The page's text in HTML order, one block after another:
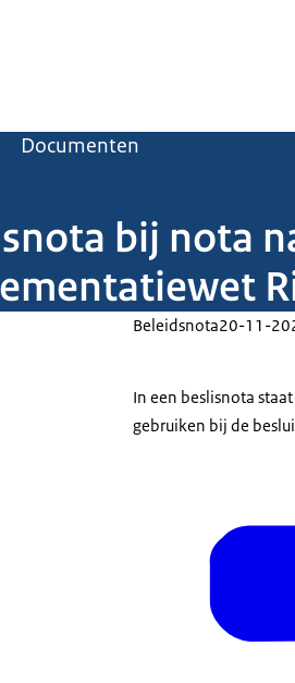
Documenten
bij nota
Beleidsnota20-11-
In een beslisnota
gebruiken bij de